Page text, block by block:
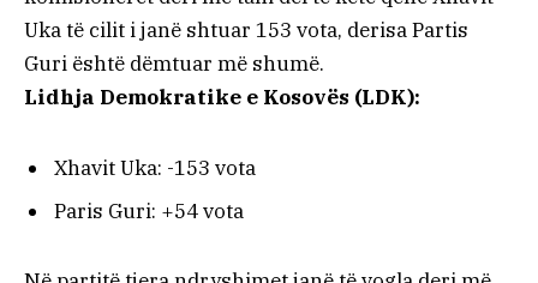
Uka të cilit i janë shtuar 153 vota, derisa Partis
Guri është dëmtuar më shumë.
Lidhja Demokratike e Kosovës (LDK):
Xhavit Uka: -153 vota
Paris Guri: +54 vota